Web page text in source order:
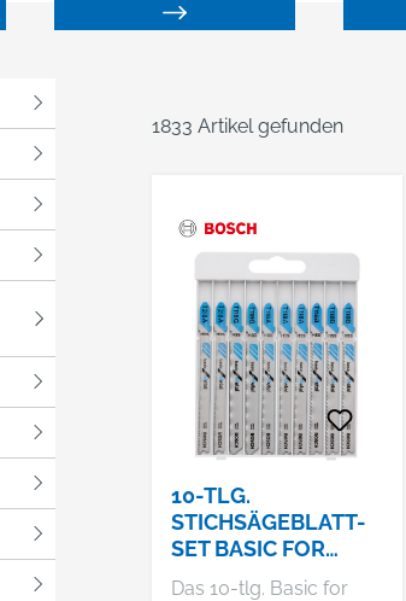
1833 Artikel gefunden
10-TLG.
STICHSÄGEBLATT-
SET BASIC FOR
METAL
Das 10-tlg. Basic for